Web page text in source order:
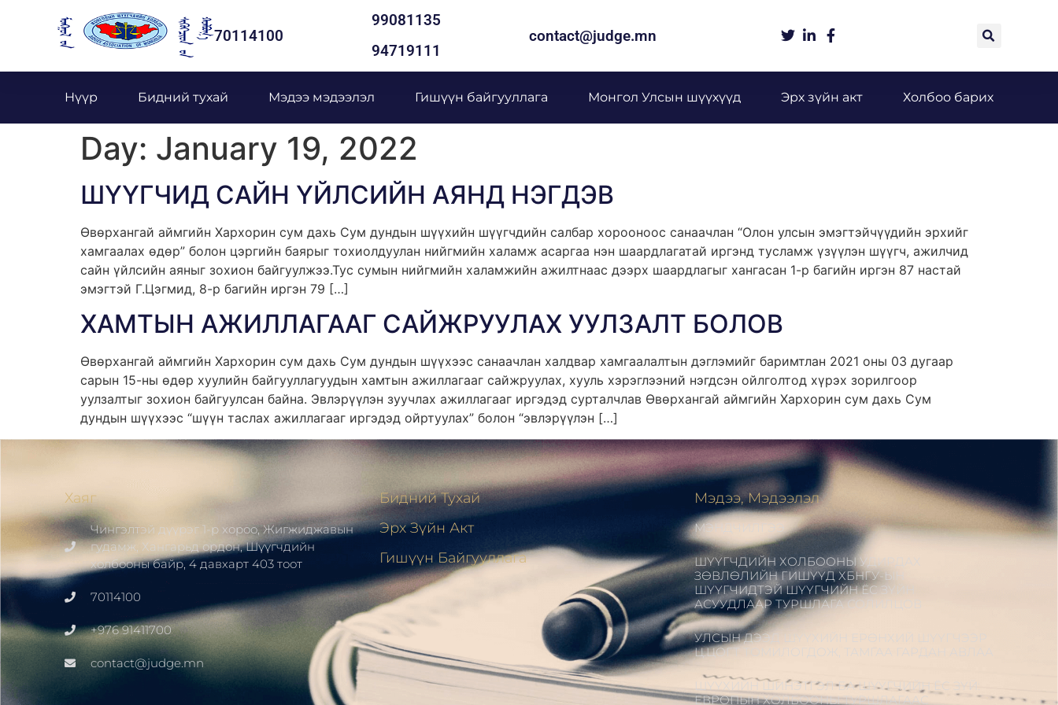
70114100
99081135
94719111
contact@judge.mn
Нүүр Бидний тухай Мэдээ мэдээлэл Гишүүн байгууллага Монгол Улсын шүүхүүд Эрх зүйн акт Холбоо барих
Day: January 19, 2022
ШҮҮГЧИД САЙН ҮЙЛСИЙН АЯНД НЭГДЭВ
Өвөрхангай аймгийн Хархорин сум дахь Сум дундын шүүхийн шүүгчдийн салбар хорооноос санаачлан “Олон улсын эмэгтэйчүүдийн эрхийг
хамгаалах өдөр” болон цэргийн баярыг тохиолдуулан нийгмийн халамж асаргаа нэн шаардлагатай иргэнд тусламж үзүүлэн шүүгч, ажилчид
сайн үйлсийн аяныг зохион байгуулжээ.Тус сумын нийгмийн халамжийн ажилтнаас дээрх шаардлагыг хангасан 1-р багийн иргэн 87 настай
эмэгтэй Г.Цэгмид, 8-р багийн иргэн 79 […]
ХАМТЫН АЖИЛЛАГААГ САЙЖРУУЛАХ УУЛЗАЛТ БОЛОВ
Өвөрхангай аймгийн Хархорин сум дахь Сум дундын шүүхээс санаачлан халдвар хамгаалалтын дэглэмийг баримтлан 2021 оны 03 дугаар
сарын 15-ны өдөр хуулийн байгууллагуудын хамтын ажиллагааг сайжруулах, хууль хэрэглээний нэгдсэн ойлголтод хүрэх зорилгоор
уулзалтыг зохион байгуулсан байна. Эвлэрүүлэн зуучлах ажиллагааг иргэдэд сурталчлав Өвөрхангай аймгийн Хархорин сум дахь Сум
дундын шүүхээс “шүүн таслах ажиллагааг иргэдэд ойртуулах” болон “эвлэрүүлэн […]
Хаяг
Чингэлтэй дүүрэг 1-р хороо, Жигжиджавын
гудамж, Хангарьд ордон, Шүүгчдийн
холбооны байр, 4 давхарт 403 тоот
70114100
+976 91411700
contact@judge.mn
Бидний Тухай
Эрх Зүйн Акт
Гишүүн Байгууллага
Мэдээ, Мэдээлэл
МЭНДЧИЛГЭЭ
ШҮҮГЧДИЙН ХОЛБООНЫ УДИРДАХ
ЗӨВЛӨЛИЙН ГИШҮҮД ХБНГУ-ЫН
ШҮҮГЧИДТЭЙ ШҮҮГЧИЙН ЁС ЗҮЙН
АСУУДЛААР ТУРШЛАГА СОЛИЛЦОВ
УЛСЫН ДЭЭД ШҮҮХИЙН ЕРӨНХИЙ ШҮҮГЧЭЭР
Ц.ЦОГТ ТОМИЛОГДОЖ, ТАМГАА ГАРДАН АВЛАА
ШҮҮХИЙН ШИНЭТГЭЛ БА ШҮҮГЧИЙН ЁС ЗҮЙ:
ЕВРОПЫН ХОЛБООНЫ ТУРШЛАГААС